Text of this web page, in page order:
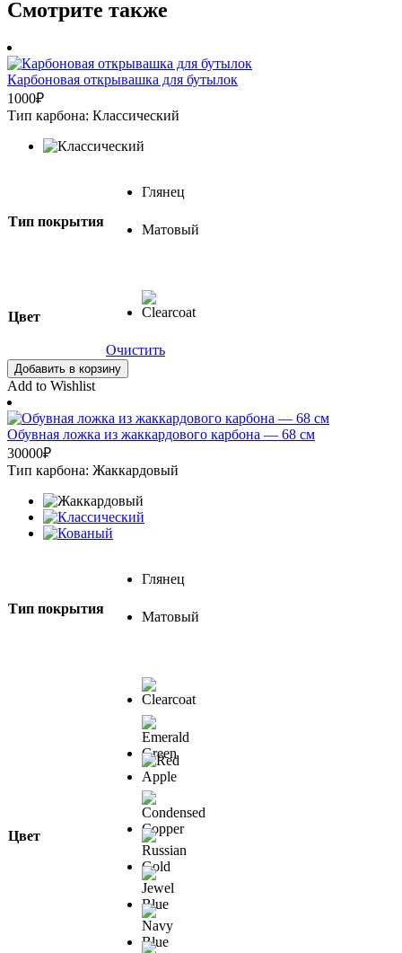
Cмотрите также
Карбоновая открывашка для бутылок
1000₽
Тип карбона: Классический
Тип покрытия
Глянец
Матовый
Цвет
Очистить
Добавить в корзину
Add to Wishlist
Обувная ложка из жаккардового карбона — 68 см
30000₽
Тип карбона: Жаккардовый
Тип покрытия
Глянец
Матовый
Цвет